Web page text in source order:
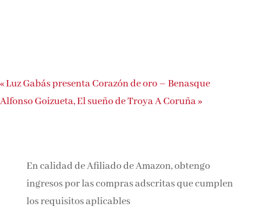
«Luz Gabás presenta Corazón de oro – Benasque
Alfonso Goizueta, El sueño de Troya A Coruña»
En calidad de Afiliado de Amazon, obtengo
ingresos por las compras adscritas que cumplen
los requisitos aplicables